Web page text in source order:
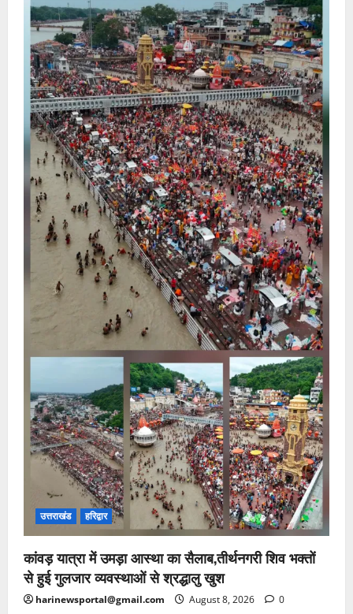
उत्तराखंड हरिद्वार
कांवड़ यात्रा में उमड़ा आस्था का सैलाब,तीर्थनगरी शिव भक्तों
से हुई गुलजार व्यवस्थाओं से श्रद्धालु खुश
harinewsportal@gmail.com August 8, 2026 0